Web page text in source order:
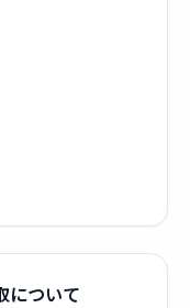
について